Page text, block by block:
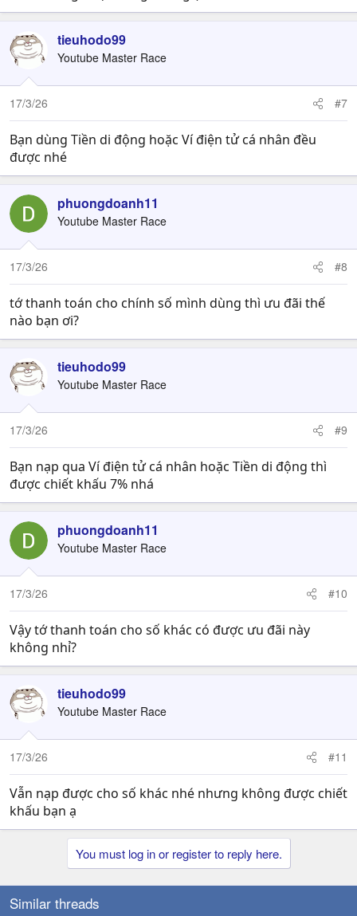
tieuhodo99
Youtube Master Race
17/3/26 #7
Bạn dùng Tiền di động hoặc Ví điện tử cá nhân đều
được nhé
phuongdoanh11
Youtube Master Race
17/3/26 #8
tớ thanh toán cho chính số mình dùng thì ưu đãi thế
nào bạn ơi?
tieuhodo99
Youtube Master Race
17/3/26 #9
Bạn nạp qua Ví điện tử cá nhân hoặc Tiền di động thì
được chiết khấu 7% nhá
phuongdoanh11
Youtube Master Race
17/3/26 #10
Vậy tớ thanh toán cho số khác có được ưu đãi này
không nhỉ?
tieuhodo99
Youtube Master Race
17/3/26 #11
Vẫn nạp được cho số khác nhé nhưng không được chiết
khấu bạn ạ
You must log in or register to reply here.
Similar threads